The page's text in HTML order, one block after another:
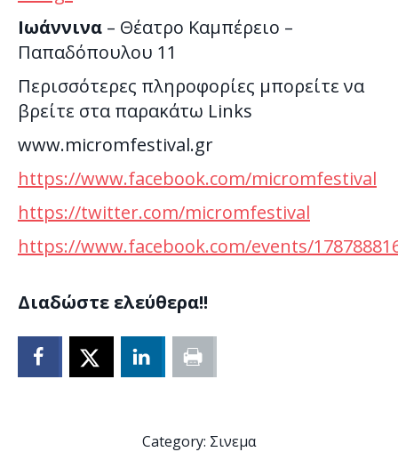
Ιωάννινα – Θέατρο Καμπέρειο –
Παπαδόπουλου 11
Περισσότερες πληροφορίες μπορείτε να
βρείτε στα παρακάτω Links
www.micromfestival.gr
https://www.facebook.com/micromfestival
https://twitter.com/micromfestival
https://www.facebook.com/events/
Διαδώστε ελεύθερα!!
Category: Σινεμα